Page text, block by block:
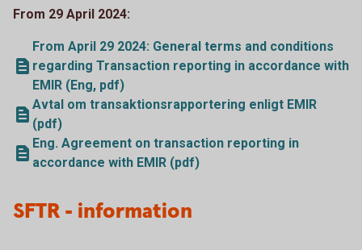
From 29 April 2024:
From April 29 2024: General terms and conditions
regarding Transaction reporting in accordance with
EMIR (Eng, pdf)
Avtal om transaktionsrapportering enligt EMIR
(pdf)
Eng. Agreement on transaction reporting in
accordance with EMIR (pdf)
SFTR - information